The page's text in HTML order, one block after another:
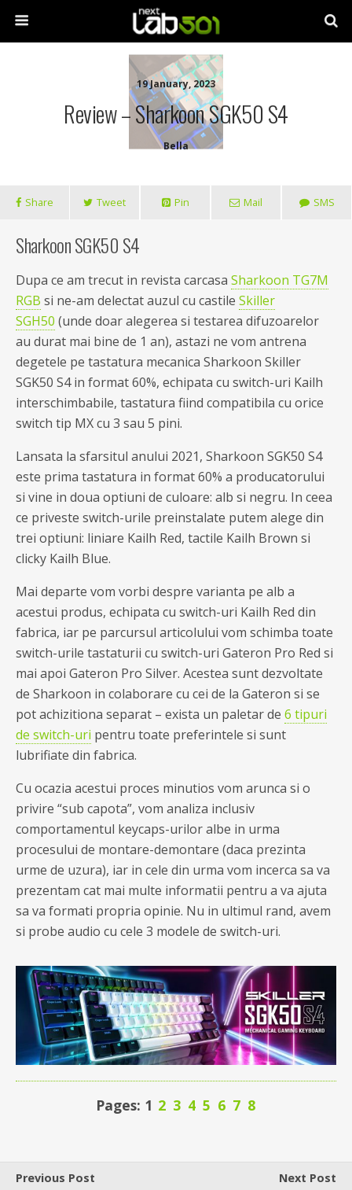
19 January, 2023
Review – Sharkoon SGK50 S4
Bella
Share Tweet Pin Mail SMS
Sharkoon SGK50 S4
Dupa ce am trecut in revista carcasa Sharkoon TG7M
RGB si ne-am delectat auzul cu castile Skiller
SGH50 (unde doar alegerea si testarea difuzoarelor
au durat mai bine de 1 an), astazi ne vom antrena
degetele pe tastatura mecanica Sharkoon Skiller
SGK50 S4 in format 60%, echipata cu switch-uri Kailh
interschimbabile, tastatura fiind compatibila cu orice
switch tip MX cu 3 sau 5 pini.
Lansata la sfarsitul anului 2021, Sharkoon SGK50 S4
este prima tastatura in format 60% a producatorului
si vine in doua optiuni de culoare: alb si negru. In ceea
ce priveste switch-urile preinstalate putem alege din
trei optiuni: liniare Kailh Red, tactile Kailh Brown si
clicky Kailh Blue.
Mai departe vom vorbi despre varianta pe alb a
acestui produs, echipata cu switch-uri Kailh Red din
fabrica, iar pe parcursul articolului vom schimba toate
switch-urile tastaturii cu switch-uri Gateron Pro Red si
mai apoi Gateron Pro Silver. Acestea sunt dezvoltate
de Sharkoon in colaborare cu cei de la Gateron si se
pot achizitiona separat – exista un paletar de 6 tipuri
de switch-uri pentru toate preferintele si sunt
lubrifiate din fabrica.
Cu ocazia acestui proces minutios vom arunca si o
privire “sub capota”, vom analiza inclusiv
comportamentul keycaps-urilor albe in urma
procesului de montare-demontare (daca prezinta
urme de uzura), iar in cele din urma vom incerca sa va
prezentam cat mai multe informatii pentru a va ajuta
sa va formati propria opinie. Nu in ultimul rand, avem
si probe audio cu cele 3 modele de switch-uri.
Pages: 1 2 3 4 5 6 7 8
Previous Post
Next Post